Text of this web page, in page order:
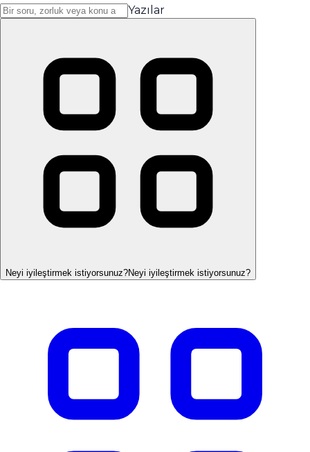
Yazılar
Neyi iyileştirmek istiyorsunuz?Neyi iyileştirmek istiyorsunuz?